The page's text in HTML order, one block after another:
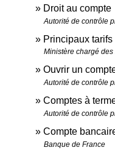
Droit au compte
Autorité de contrôle
Principaux
Ministère chargé des
Ouvrir un
Autorité de contrôle
Comptes à
Autorité de contrôle
Compte
Banque de France